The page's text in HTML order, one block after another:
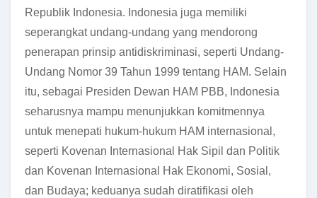
Republik Indonesia. Indonesia juga memiliki
seperangkat undang-undang yang mendorong
penerapan prinsip antidiskriminasi, seperti Undang-
Undang Nomor 39 Tahun 1999 tentang HAM. Selain
itu, sebagai Presiden Dewan HAM PBB, Indonesia
seharusnya mampu menunjukkan komitmennya
untuk menepati hukum-hukum HAM internasional,
seperti Kovenan Internasional Hak Sipil dan Politik
dan Kovenan Internasional Hak Ekonomi, Sosial,
dan Budaya; keduanya sudah diratifikasi oleh